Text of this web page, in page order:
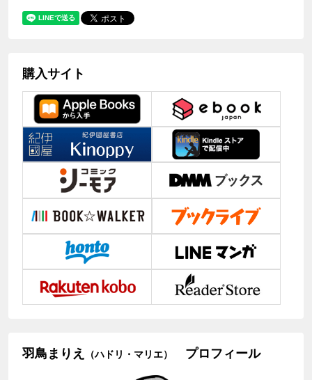
購入サイト
羽鳥まりえ （ハドリ・マリエ） プロフィール